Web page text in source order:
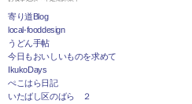
寄り道Blog
local-fooddesign
うどん手帖
今日もおいしいものを求めて
IkukoDays
ぺこはら日記
いたばし区のばら ２